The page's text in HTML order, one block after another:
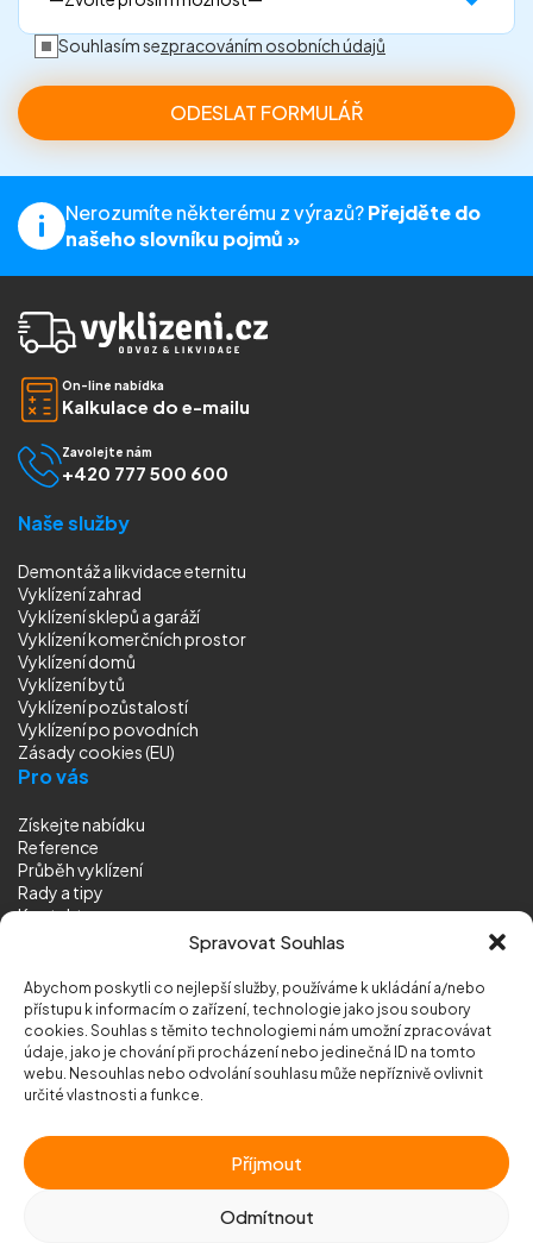
Spravovat Souhlas
Abychom poskytli co nejlepší služby, používáme k ukládání a/nebo
přístupu k informacím o zařízení, technologie jako jsou soubory
cookies. Souhlas s těmito technologiemi nám umožní zpracovávat
údaje, jako je chování při procházení nebo jedinečná ID na tomto
webu. Nesouhlas nebo odvolání souhlasu může nepříznivě ovlivnit
určité vlastnosti a funkce.
Příjmout
Odmítnout
Souhlasím sezpracováním osobních údajů
Nerozumíte některému z výrazů?Přejděte do
našeho slovníku pojmů »
On-line nabídka
Kalkulace do e-mailu
Zavolejte nám
+420 777 500 600
Naše služby
Demontáž a likvidace eternitu
Vyklízení zahrad
Vyklízení sklepů a garáží
Vyklízení komerčních prostor
Vyklízení domů
Vyklízení bytů
Vyklízení pozůstalostí
Vyklízenípo povodních
Zásady cookies (EU)
Pro vás
Získejte nabídku
Reference
Průběh vyklízení
Rady a tipy
Kontakt
© 2026 Vyklizeni.cz (mapa stránek)
Chráněno služboureCAPTCHA